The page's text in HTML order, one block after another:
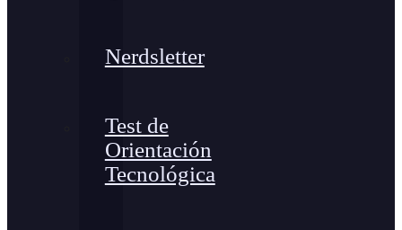
Nerdsletter
Test de
Orientación
Tecnológica